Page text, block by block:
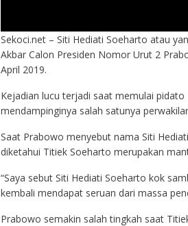
Sekoci.net – Siti Hediati Soeharto atau
Akbar Calon Presiden Nomor Urut 2
April 2019.
Kejadian lucu terjadi saat memulai
mendampinginya salah satunya
Saat Prabowo menyebut nama Siti
diketahui Titiek Soeharto merupakan
“Saya sebut Siti Hediati Soeharto kok
kembali mendapat seruan dari massa
Prabowo semakin salah tingkah saat